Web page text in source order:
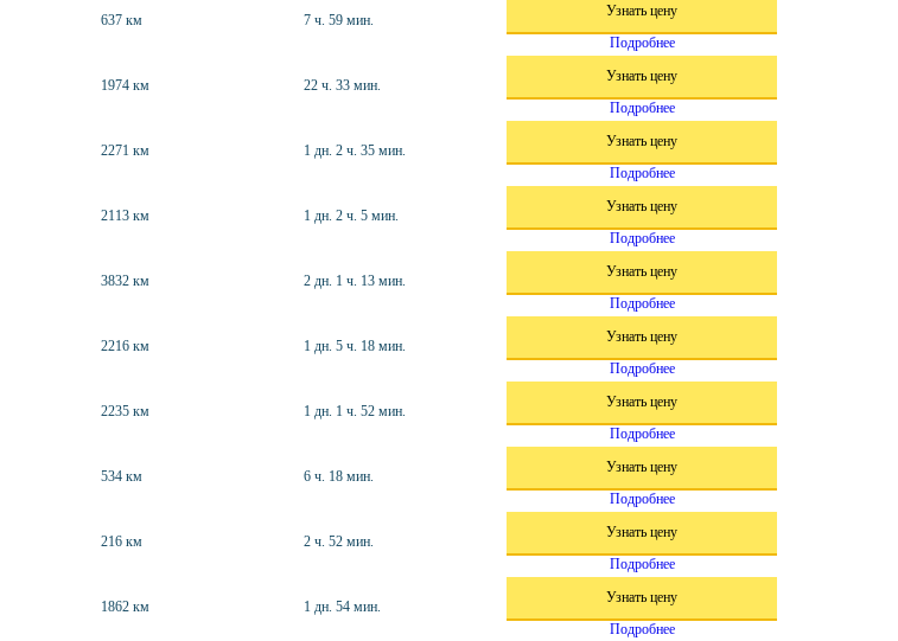
637 км 7 ч. 59 мин.
Узнать цену
Подробнее
1974 км 22 ч. 33 мин.
Узнать цену
Подробнее
2271 км 1 дн. 2 ч. 35 мин.
Узнать цену
Подробнее
2113 км 1 дн. 2 ч. 5 мин.
Узнать цену
Подробнее
3832 км 2 дн. 1 ч. 13 мин.
Узнать цену
Подробнее
2216 км 1 дн. 5 ч. 18 мин.
Узнать цену
Подробнее
2235 км 1 дн. 1 ч. 52 мин.
Узнать цену
Подробнее
534 км 6 ч. 18 мин.
Узнать цену
Подробнее
216 км 2 ч. 52 мин.
Узнать цену
Подробнее
1862 км 1 дн. 54 мин.
Узнать цену
Подробнее